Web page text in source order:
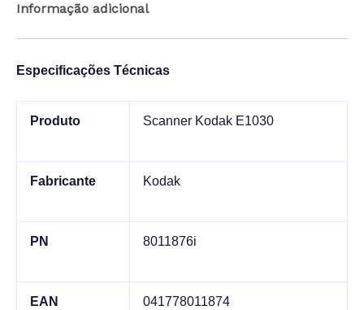
Informação adicional
Especificações Técnicas
Produto Scanner Kodak E1030
Fabricante Kodak
PN 8011876i
EAN 041778011874